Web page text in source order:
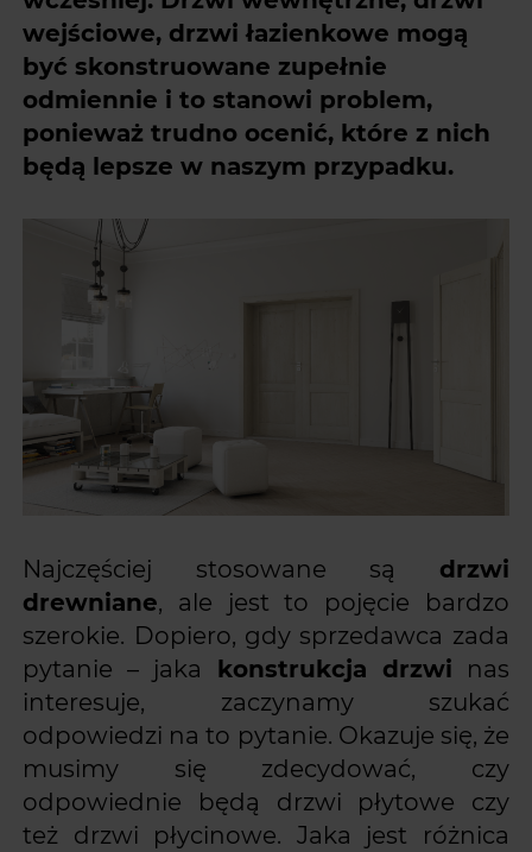
wejściowe, drzwi łazienkowe mogą
być skonstruowane zupełnie
odmiennie i to stanowi problem,
ponieważ trudno ocenić, które z nich
będą lepsze w naszym przypadku.
Najczęściej stosowane są drzwi
drewniane, ale jest to pojęcie bardzo
szerokie. Dopiero, gdy sprzedawca zada
pytanie – jaka konstrukcja drzwi nas
interesuje, zaczynamy szukać
odpowiedzi na to pytanie. Okazuje się, że
musimy się zdecydować, czy
odpowiednie będą drzwi płytowe czy
też drzwi płycinowe. Jaka jest różnica